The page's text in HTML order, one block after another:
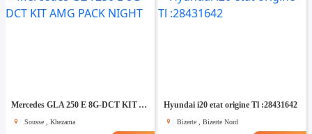
Mercedes GLA 250 E 8G-DCT KIT AMG PACK NIGHT
Sousse , Khezama
Hyundai i20 etat origine Tl :28431642
Bizerte , Bizerte Nord